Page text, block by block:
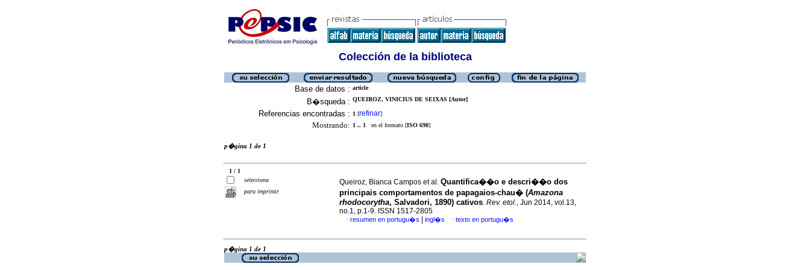
Colección de la biblioteca
Base de datos : article
B�squeda : QUEIROZ, VINICIUS DE SEIXAS [Autor]
Referencias encontradas : 1 [refinar]
Mostrando: 1 .. 1 en el formato [ISO 690]
p�gina 1 de 1
1 / 1
selecciona
para imprimir
Queiroz, Bianca Campos et al. Quantifica��o e descri��o dos
principais comportamentos de papagaios-chau� (Amazona
rhodocorytha, Salvadori, 1890) cativos. Rev. etol., Jun 2014, vol.13,
no.1, p.1-9. ISSN 1517-2805
· resumen en portugu�s ingl�s · texto en portugu�s
p�gina 1 de 1